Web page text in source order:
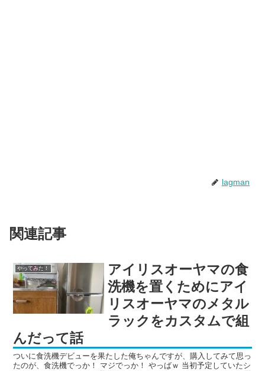
lagman
関連記事
やってみた！
アイリスオーヤマの食
洗機を置くためにアイ
リスオーヤマのメタル
ラックをカスタムで組
んだって話
ついに食洗機デビューを果たした俺ちゃんですが、購入してみて思っ
たのが、食洗機でっか！ マジでっか！ やっばｗ 当初予定していたシ